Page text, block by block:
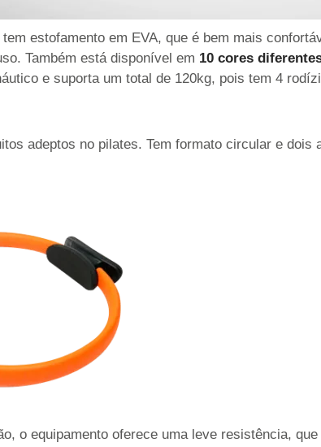
estofamento em EVA, que é bem mais
Também está disponível em 10 cores
e suporta um total de 120kg, pois tem 4
adeptos no pilates. Tem formato circular e
o equipamento oferece uma leve resistência,